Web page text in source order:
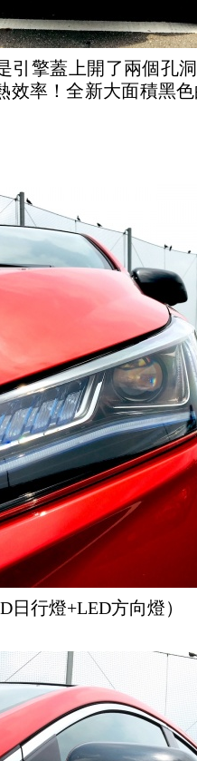
引擎蓋上開了兩個孔
效率！全新大面積黑
日行燈+LED方向燈）